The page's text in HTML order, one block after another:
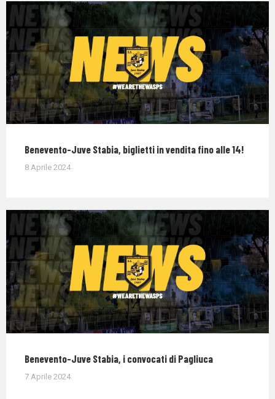
Benevento-Juve Stabia, biglietti in vendita fino alle 14!
8 Aprile 2024
Benevento-Juve Stabia, i convocati di Pagliuca
7 Aprile 2024